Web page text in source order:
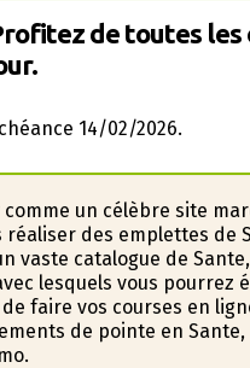
de toutes
14/02/2026.
comme un célèbre site
des emplettes de
vaste catalogue de
lesquels vous
faire vos courses en
de pointe en